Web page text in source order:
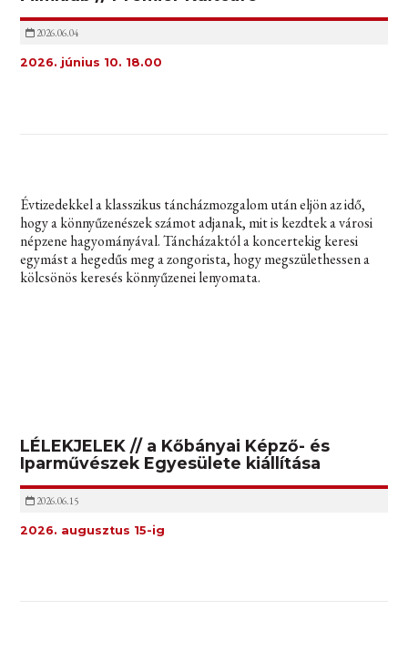
2026.06.04
2026. június 10. 18.00
Évtizedekkel a klasszikus táncházmozgalom után eljön az idő,
hogy a könnyűzenészek számot adjanak, mit is kezdtek a városi
népzene hagyományával. Táncházaktól a koncertekig keresi
egymást a hegedűs meg a zongorista, hogy megszülethessen a
kölcsönös keresés könnyűzenei lenyomata.
LÉLEKJELEK // a Kőbányai Képző- és
Iparművészek Egyesülete kiállítása
2026.06.15
2026. augusztus 15-ig